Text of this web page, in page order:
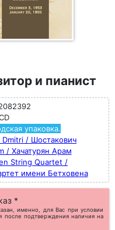
и пианист
упаковка.
Dmitri / Шостакович
/ Хачатурян Арам
String Quartet /
имени Бетховена
*
именно, для Вас при условии
после подтверждения наличия на